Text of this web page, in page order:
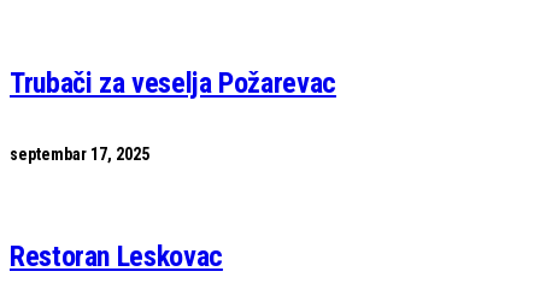
Trubači za veselja Požarevac
septembar 17, 2025
Restoran Leskovac